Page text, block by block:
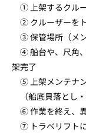
① 上架するクル
② クルーザーを
③ 保管場所（メ
④ 船台や、尺角
架完了
⑤ 上架メンテナ
（船底貝落とし・
⑥ 作業を終え、
⑦ トラベリフト